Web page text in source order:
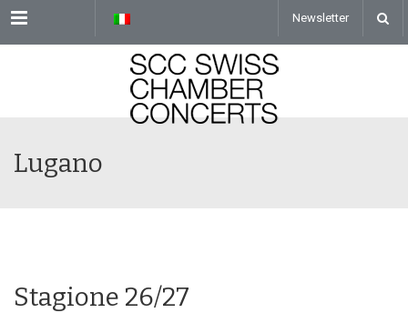
Menu Newsletter
Lugano
Stagione 26/27